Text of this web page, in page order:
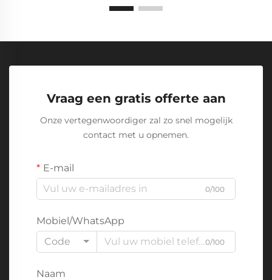
Vraag een gratis offerte aan
Onze vertegenwoordiger zal zo snel mogelijk
contact met u opnemen.
E-mail
0/100
Mobiel/WhatsApp
Code
0/100
Naam